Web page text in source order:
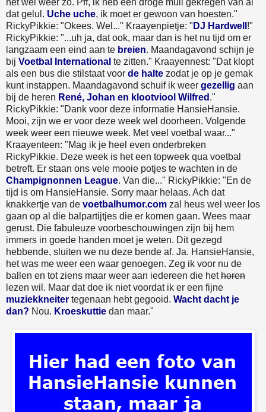
dat gelul. Uche uche, ik moet er gewoon van hoesten."
RickyPikkie: "Okees. Wel..." Kraayenpietje: " DJ Hardwell !"
RickyPikkie: "...uh ja, dat ook, maar dan is het nu tijd om er
langzaam een eind aan te breien. Maandagavond schijn je
bij Voetbal International te zitten." Kraayennest: "Dat klopt
als een bus die stilstaat voor de halte zodat je op je gemak
kunt instappen. Maandagavond schuif ik weer gezellig aan
bij de heren René, Johan en klootviool Wilfred ."
RickyPikkie: "Dank voor deze informatie HansieHansie.
Mooi, zijn we er voor deze week wel doorheen. Volgende
week weer een nieuwe week. Met veel voetbal waar..."
Kraayenteen: "Mag ik je heel even onderbreken
RickyPikkie. Deze week is het een topweek qua voetbal
betreft. Er staan ons vele mooie potjes te wachten in de
Champignonnen League. Van die..." RickyPikkie: "En de
tijd is om HansieHansie. Sorry maar helaas. Ach dat
knakkertje van de voetbalhumor.com zal heus wel weer los
gaan op al die balpartijtjes die er komen gaan. Wees maar
gerust. Die fabuleuze voorbeschouwingen zijn bij hem
immers in goede handen moet je weten. Dit gezegd
hebbende, sluiten we nu deze bende af. Ja. HansieHansie,
het was me weer een waar genoegen. Zeg ik voor nu de
ballen en tot ziens maar weer aan iedereen die hethoren
lezen wil. Maar dat doe ik niet voordat ik er een fijne
muziekkneiter tegenaan hebt gegooid. Wacht dacht je
dan? Nou. Kroeskuttie dan maar."